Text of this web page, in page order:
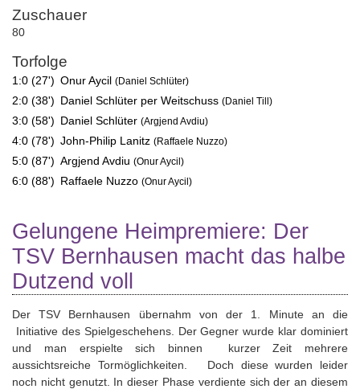
Zuschauer
80
Torfolge
1:0 (27') Onur Aycil (Daniel Schlüter)
2:0 (38') Daniel Schlüter per Weitschuss (Daniel Till)
3:0 (58') Daniel Schlüter (Argjend Avdiu)
4:0 (78') John-Philip Lanitz (Raffaele Nuzzo)
5:0 (87') Argjend Avdiu (Onur Aycil)
6:0 (88') Raffaele Nuzzo (Onur Aycil)
Gelungene Heimpremiere: Der
TSV Bernhausen macht das halbe
Dutzend voll
Der TSV Bernhausen übernahm von der 1. Minute an die
Initiative des Spielgeschehens. Der Gegner wurde klar dominiert
und man erspielte sich binnen kurzer Zeit mehrere
aussichtsreiche Tormöglichkeiten. Doch diese wurden leider
noch nicht genutzt. In dieser Phase verdiente sich der an diesem